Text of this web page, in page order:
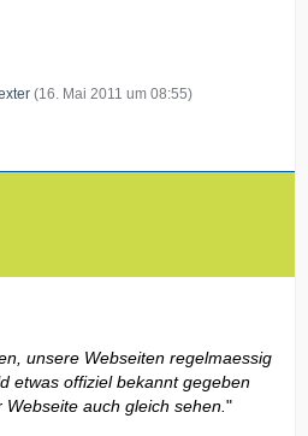
(16. Mai 2011 um 08:55)
unsere Webseiten regelmaessig
etwas offiziel bekannt gegeben
auch gleich sehen."